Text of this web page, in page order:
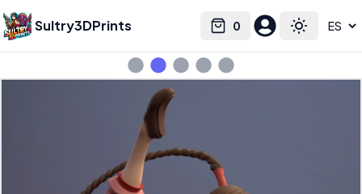
Sultry3DPrints 0
Cart Toggle
Select language